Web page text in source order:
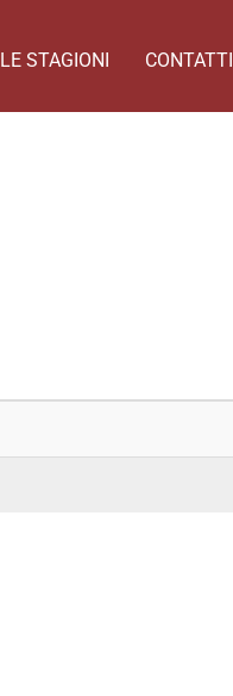
LE STAGIONI CONTATTI